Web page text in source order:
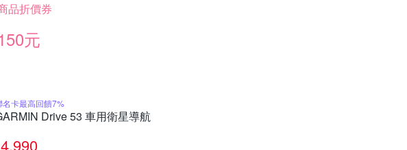
品折價券
元
名卡最高回饋7%
Drive 53 車用衛星導航
4,990